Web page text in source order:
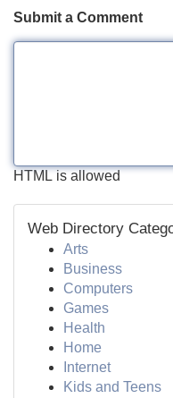
Submit a Comment
HTML is allowed
Web Directory
Arts
Business
Computers
Games
Health
Home
Internet
Kids and Teens